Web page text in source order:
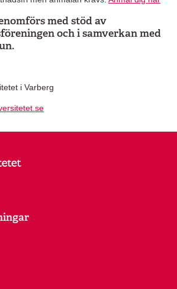
med stöd av
och i samverkan med
i Varberg